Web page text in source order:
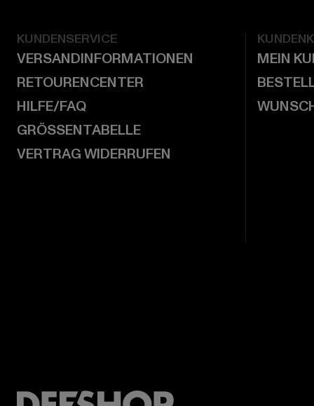
KUNDENSERVICE
VERSANDINFORMATIONEN
RETOURENCENTER
HILFE/FAQ
GRÖSSENTABELLE
VERTRAG WIDERRUFEN
MEIN